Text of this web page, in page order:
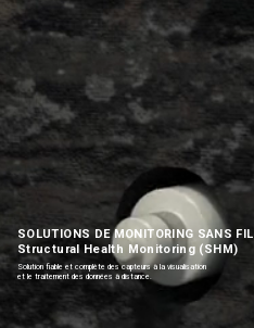
SOLUTIONS DE MONITORING SANS FIL
Structural Health Monitoring (SHM)
Solution fiable et complète des capteurs à la visualisation
et le traitement des données à distance.